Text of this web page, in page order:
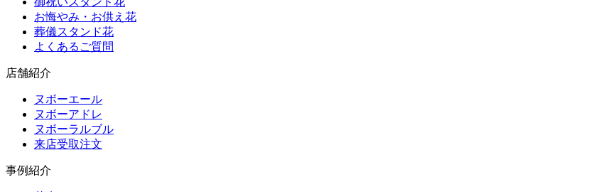
お悔やみ・お供え花
葬儀スタンド花
よくあるご質問
店舗紹介
ヌボーエール
ヌボーアドレ
ヌボーラルブル
来店受取注文
事例紹介